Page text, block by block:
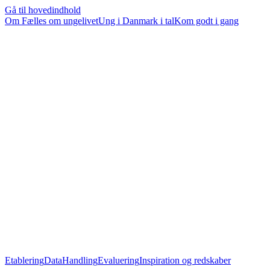
Gå til hovedindhold
Om Fælles om ungelivetUng i Danmark i talKom godt i gang
EtableringDataHandlingEvalueringInspiration og redskaber